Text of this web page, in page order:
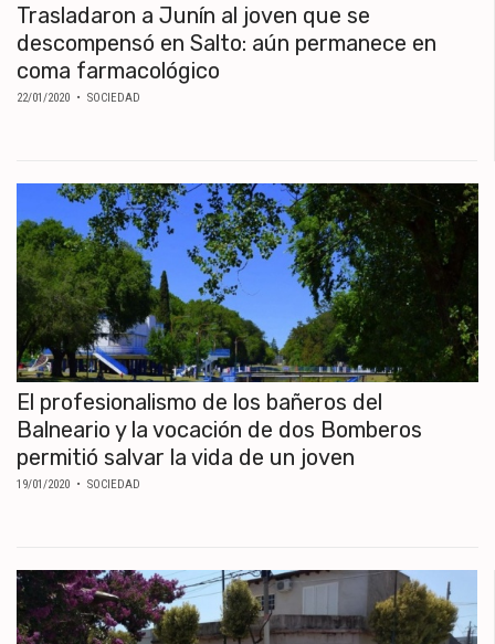
Trasladaron a Junín al joven que se
descompensó en Salto: aún permanece en
coma farmacológico
22/01/2020 • SOCIEDAD
El profesionalismo de los bañeros del
Balneario y la vocación de dos Bomberos
permitió salvar la vida de un joven
19/01/2020 • SOCIEDAD